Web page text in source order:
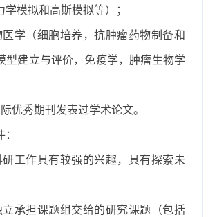
学模拟和高斯模拟等）；
医学（细胞培养，抗肿瘤药物制备和
型建立与评价，免疫学，肿瘤生物学
优秀期刊发表过学术论文。
：
作具有较强的兴趣，具有探索未
担课题组交给的研究课题（包括